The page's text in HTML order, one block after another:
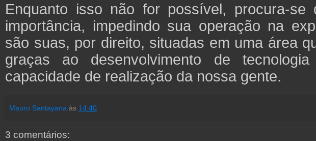
Enquanto isso não for possível, procura-se
importância, impedindo sua operação na
são suas, por direito, situadas em uma área
graças ao desenvolvimento de
capacidade de realização da nossa gente.
Mauro Santayana às 14:40
3 comentários: